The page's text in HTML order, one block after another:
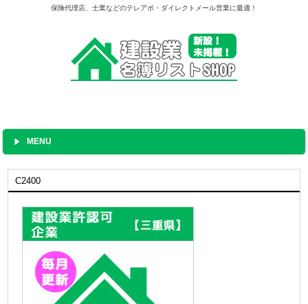
保険代理店、士業などのテレアポ・ダイレクトメール営業に最適！
MENU
C2400